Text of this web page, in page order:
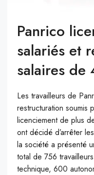
Panrico
salariés et
salaires de
Les travailleurs de
restructuration soumis
licenciement de plus
ont décidé d’arrêter
la société a présenté
total de 756
technique, 600